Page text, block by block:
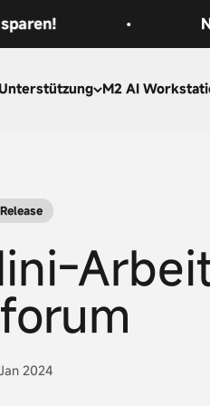
Neues
M2 AI
2024